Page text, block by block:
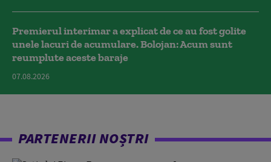
Premierul interimar a explicat de ce au fost golite
unele lacuri de acumulare. Bolojan: Acum sunt
reumplute aceste baraje
07.08.2026
PARTENERII NOȘTRI